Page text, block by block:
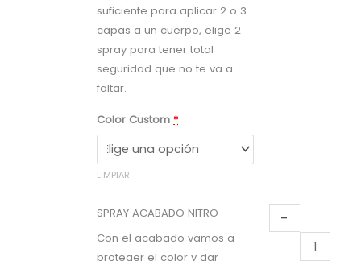
suficiente para aplicar 2 o 3
capas a un cuerpo, elige 2
spray para tener total
seguridad que no te va a
faltar.
Color Custom *
LIMPIAR
SPRAY ACABADO NITRO
Con el acabado vamos a
proteger el color y dar
-